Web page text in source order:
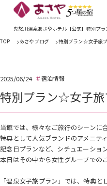
鬼怒川温泉あさやホテル【公式】特別プ
TOP あさやブログ 特別プラン☆女子旅
2025/06/24 宿泊情報
特別プラン☆女子旅
当館では、様々なご旅行のシーンに
特典として人気ブランドのアメニテ
記念日プランなど、シチュエーショ
本日はその中から女性グループでの
「温泉女子旅プラン」では、特典